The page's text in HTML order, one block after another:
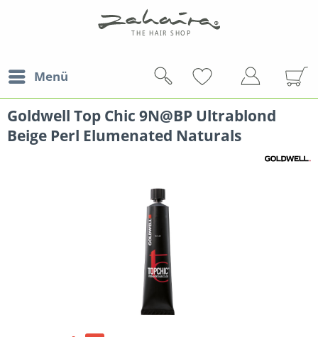
Menü
Goldwell Top Chic 9N@BP Ultrablond
Beige Perl Elumenated Naturals